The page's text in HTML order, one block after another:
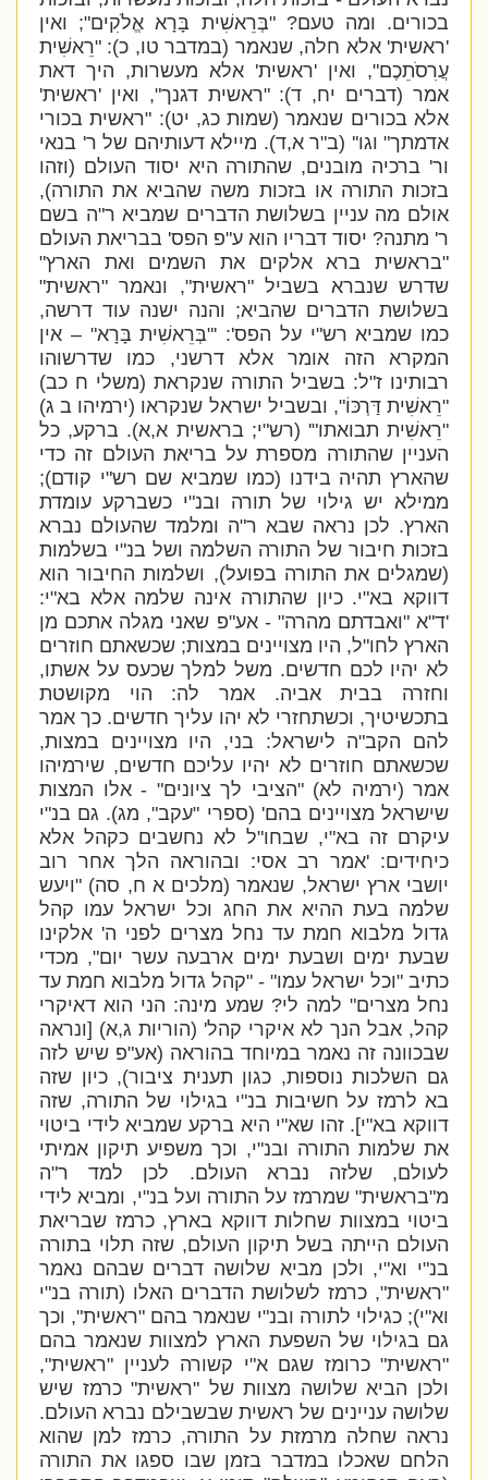
בכורים. ומה טעם? "בְּרֵאשִׁית בָּרָא אֱלֹקִים"; ואין
'ראשית' אלא חלה, שנאמר (במדבר טו, כ): "רֵאשִׁית
עֲרִסֹתֵכֶם", ואין 'ראשית' אלא מעשרות, היך דאת
אמר (דברים יח, ד): "ראשית דגנך", ואין 'ראשית'
אלא בכורים שנאמר (שמות כג, יט): "ראשית בכורי
אדמתך" וגו'' (ב"ר א,ד). מיילא דעותיהם של ר' בנאי
ור' ברכיה מובנים, שהתורה היא יסוד העולם (וזהו
בזכות התורה או בזכות משה שהביא את התורה),
אולם מה עניין בשלושת הדברים שמביא ר"ה בשם
ר' מתנה? יסוד דבריו הוא ע"פ הפס' בבריאת העולם
"בראשית ברא אלקים את השמים ואת הארץ"
שדרש שנברא בשביל "ראשית", ונאמר "ראשית"
בשלושת הדברים שהביא; והנה ישנה עוד דרשה,
כמו שמביא רש"י על הפס': '"בְּרֵאשִׁית בָּרָא" – אין
המקרא הזה אומר אלא דרשני, כמו שדרשוהו
רבותינו ז"ל: בשביל התורה שנקראת (משלי ח כב)
"רֵאשִׁית דַּרְכּוֹ", ובשביל ישראל שנקראו (ירמיהו ב ג)
"רֵאשִׁית תבואתו"' (רש"י; בראשית א,א). ברקע, כל
העניין שהתורה מספרת על בריאת העולם זה כדי
שהארץ תהיה בידנו (כמו שמביא שם רש"י קודם);
ממילא יש גילוי של תורה ובנ"י כשברקע עומדת
הארץ. לכן נראה שבא ר"ה ומלמד שהעולם נברא
בזכות חיבור של התורה השלמה ושל בנ"י בשלמות
(שמגלים את התורה בפועל), ושלמות החיבור הוא
דווקא בא"י. כיון שהתורה אינה שלמה אלא בא"י:
'ד"א "ואבדתם מהרה" - אע"פ שאני מגלה אתכם מן
הארץ לחו"ל, היו מצויינים במצות; שכשאתם חוזרים
לא יהיו לכם חדשים. משל למלך שכעס על אשתו,
וחזרה בבית אביה. אמר לה: הוי מקושטת
בתכשיטיך, וכשתחזרי לא יהו עליך חדשים. כך אמר
להם הקב"ה לישראל: בני, היו מצויינים במצות,
שכשאתם חוזרים לא יהיו עליכם חדשים, שירמיהו
אמר (ירמיה לא) "הציבי לך ציונים" - אלו המצות
שישראל מצויינים בהם' (ספרי "עקב", מג). גם בנ"י
עיקרם זה בא"י, שבחו"ל לא נחשבים כקהל אלא
כיחידים: 'אמר רב אסי: ובהוראה הלך אחר רוב
יושבי ארץ ישראל, שנאמר (מלכים א ח, סה) "ויעש
שלמה בעת ההיא את החג וכל ישראל עמו קהל
גדול מלבוא חמת עד נחל מצרים לפני ה' אלקינו
שבעת ימים ושבעת ימים ארבעה עשר יום", מכדי
כתיב "וכל ישראל עמו" - "קהל גדול מלבוא חמת עד
נחל מצרים" למה לי? שמע מינה: הני הוא דאיקרי
קהל, אבל הנך לא איקרי קהל' (הוריות ג,א) [ונראה
שבכוונה זה נאמר במיוחד בהוראה (אע"פ שיש לזה
גם השלכות נוספות, כגון תענית ציבור), כיון שזה
בא לרמז על חשיבות בנ"י בגילוי של התורה, שזה
דווקא בא"י]. זהו שא"י היא ברקע שמביא לידי ביטוי
את שלמות התורה ובנ"י, וכך משפיע תיקון אמיתי
לעולם, שלזה נברא העולם. לכן למד ר"ה
מ"בראשית" שמרמז על התורה ועל בנ"י, ומביא לידי
ביטוי במצוות שחלות דווקא בארץ, כרמז שבריאת
העולם הייתה בשל תיקון העולם, שזה תלוי בתורה
בנ"י וא"י, ולכן מביא שלושה דברים שבהם נאמר
"ראשית", כרמז לשלושת הדברים האלו (תורה בנ"י
וא"י); כגילוי לתורה ובנ"י שנאמר בהם "ראשית", וכך
גם בגילוי של השפעת הארץ למצוות שנאמר בהם
"ראשית" כרומז שגם א"י קשורה לעניין "ראשית",
ולכן הביא שלושה מצוות של "ראשית" כרמז שיש
שלושה עניינים של ראשית שבשבילם נברא העולם.
נראה שחלה מרמזת על התורה, כרמז למן שהוא
הלחם שאכלו במדבר בזמן שבו ספגו את התורה